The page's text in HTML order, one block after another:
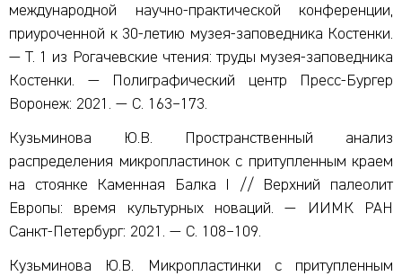
международной научно-практической конференции,
приуроченной к 30-летию музея-заповедника Костенки.
— Т. 1 из Рогачевские чтения: труды музея-заповедника
Костенки. — Полиграфический центр Пресс-Бургер
Воронеж: 2021. — С. 163–173.
Кузьминова Ю.В. Пространственный анализ
распределения микропластинок с притупленным краем
на стоянке Каменная Балка I // Верхний палеолит
Европы: время культурных новаций. — ИИМК РАН
Санкт-Петербург: 2021. — С. 108–109.
Кузьминова Ю.В. Микропластинки с притупленным